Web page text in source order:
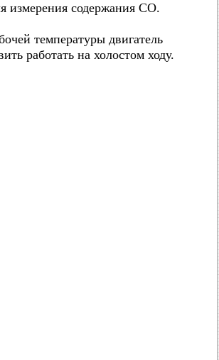
измерения содержания СО.
температуры двигатель
работать на холостом ходу.